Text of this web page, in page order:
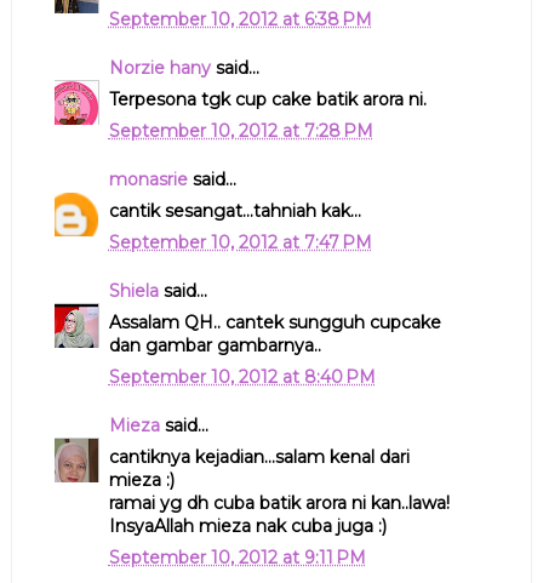
September 10, 2012 at 6:38 PM
Norzie hanysaid...
Terpesona tgk cup cake batik arora ni.
September 10, 2012 at 7:28 PM
monasriesaid...
cantik sesangat...tahniah kak...
September 10, 2012 at 7:47 PM
Shielasaid...
Assalam QH.. cantek sungguh cupcake
dan gambar gambarnya..
September 10, 2012 at 8:40 PM
Miezasaid...
cantiknya kejadian...salam kenal dari
mieza :)
ramai yg dh cuba batik arora ni kan..lawa!
InsyaAllah mieza nak cuba juga :)
September 10, 2012 at 9:11 PM